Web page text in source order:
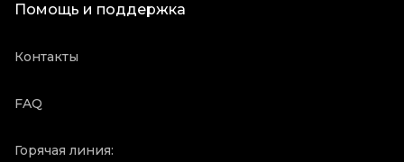
Помощь и поддержка
Контакты
FAQ
Горячая линия: